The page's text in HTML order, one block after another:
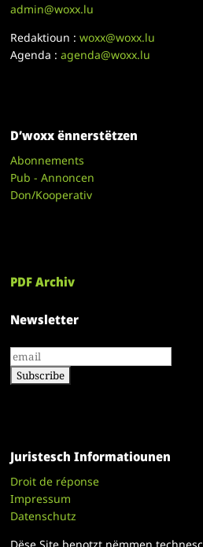
admin@woxx.lu
Redaktioun :woxx@woxx.lu
Agenda :agenda@woxx.lu
D’woxx ënnerstëtzen
Abonnements
Pub - Annoncen
Don/Kooperativ
PDF Archiv
Newsletter
Juristesch Informatiounen
Droit de réponse
Impressum
Datenschutz
Dëse Site benotzt nëmmen